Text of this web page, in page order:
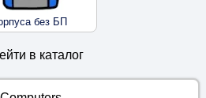
без БП
в каталог